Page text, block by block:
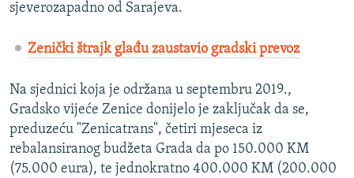
sjeverozapadno od Sarajeva.
Zenički štrajk glađu zaustavio gradski prevoz
Na sjednici koja je održana u septembru 2019.,
Gradsko vijeće Zenice donijelo je zaključak da se,
preduzeću "Zenicatrans", četiri mjeseca iz
rebalansiranog budžeta Grada da po 150.000 KM
(75.000 eura), te jednokratno 400.000 KM (200.000